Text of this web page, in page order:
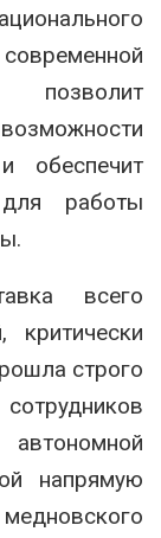
позволит
обеспечит
работы
всего
строго
напрямую
медновского